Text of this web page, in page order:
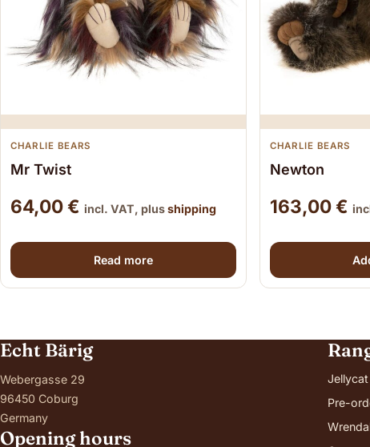
CHARLIE BEARS
Mr Twist
64,00€ incl. VAT, plusshipping
Read more
CHARLIE BEARS
Newton
163,00€
Echt Bärig
Webergasse 29
96450 Coburg
Germany
Opening hours
Jellycat
Pre-